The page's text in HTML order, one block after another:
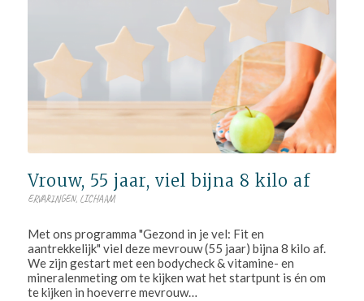
Vrouw, 55 jaar, viel bijna 8 kilo af
ERVARINGEN, LICHAAM
Met ons programma "Gezond in je vel: Fit en
aantrekkelijk" viel deze mevrouw (55 jaar) bijna 8 kilo af.
We zijn gestart met een bodycheck & vitamine- en
mineralenmeting om te kijken wat het startpunt is én om
te kijken in hoeverre mevrouw…